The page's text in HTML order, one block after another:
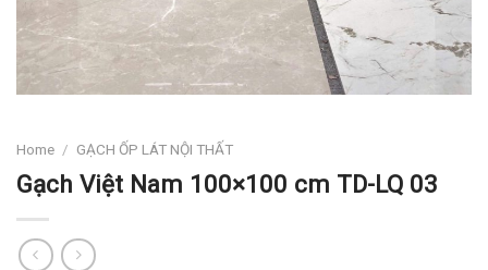
Home / GẠCH ỐP LÁT NỘI THẤT
Gạch Việt Nam 100×100 cm TD-LQ 03